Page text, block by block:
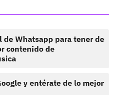
de Whatsapp para tener de
contenido de
y entérate de lo mejor